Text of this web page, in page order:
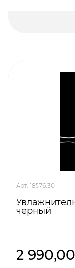
Арт. 18576.30
черный
2